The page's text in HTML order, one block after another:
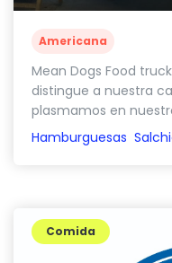
Americana
Mean Dogs Food
distingue a nuestra
plasmamos en
Hamburguesas
Comida